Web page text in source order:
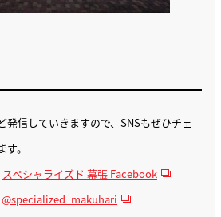
発信していきますので、SNSもぜひチェ
。
スペシャライズド 幕張 Facebook
@specialized_makuhari